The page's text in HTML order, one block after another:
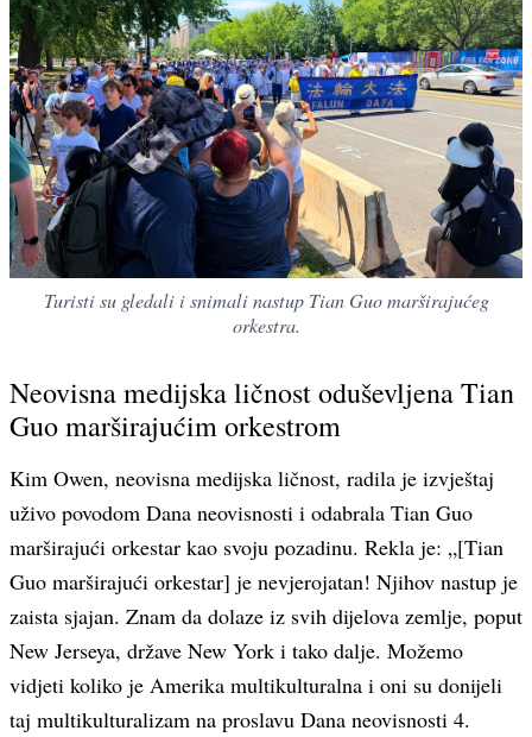
Turisti su gledali i snimali nastup Tian Guo marširajućeg
orkestra.
Neovisna medijska ličnost oduševljena Tian
Guo marširajućim orkestrom
Kim Owen, neovisna medijska ličnost, radila je izvještaj
uživo povodom Dana neovisnosti i odabrala Tian Guo
marširajući orkestar kao svoju pozadinu. Rekla je: „[Tian
Guo marširajući orkestar] je nevjerojatan! Njihov nastup je
zaista sjajan. Znam da dolaze iz svih dijelova zemlje, poput
New Jerseya, države New York i tako dalje. Možemo
vidjeti koliko je Amerika multikulturalna i oni su donijeli
taj multikulturalizam na proslavu Dana neovisnosti 4.